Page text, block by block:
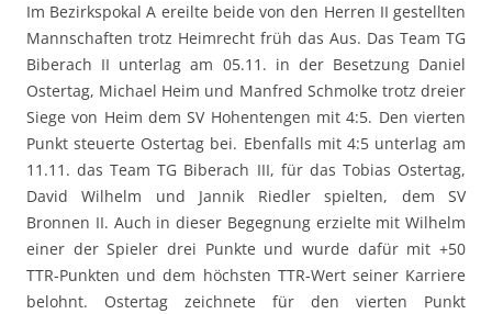
Im Bezirkspokal A ereilte beide von den Herren II gestellten
Mannschaften trotz Heimrecht früh das Aus. Das Team TG
Biberach II unterlag am 05.11. in der Besetzung Daniel
Ostertag, Michael Heim und Manfred Schmolke trotz dreier
Siege von Heim dem SV Hohentengen mit 4:5. Den vierten
Punkt steuerte Ostertag bei. Ebenfalls mit 4:5 unterlag am
11.11. das Team TG Biberach III, für das Tobias Ostertag,
David Wilhelm und Jannik Riedler spielten, dem SV
Bronnen II. Auch in dieser Begegnung erzielte mit Wilhelm
einer der Spieler drei Punkte und wurde dafür mit +50
TTR-Punkten und dem höchsten TTR-Wert seiner Karriere
belohnt. Ostertag zeichnete für den vierten Punkt